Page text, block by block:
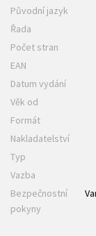
Původní jazyk
Řada
Počet stran
EAN
Datum vydání
Věk od
Formát
Nakladatelství
Typ
Vazba
Bezpečnostní
pokyny